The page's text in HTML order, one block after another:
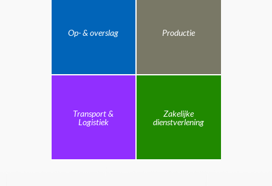
Op- & overslag Productie
Transport &
Logistiek
Zakelijke
dienstverlening